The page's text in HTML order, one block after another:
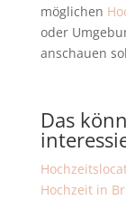
möglichen
oder
anschauen
Das
Hochzeit in